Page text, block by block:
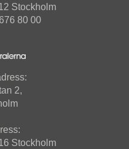
Stockholm
80 00
2,
Stockholm